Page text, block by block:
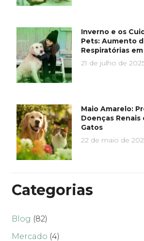
Inverno e os
Pets: Aumento
Respiratórias
21 de julho de
Maio Amarelo:
Doenças Renais
Gatos
22 de maio de
Categorias
Blog (82)
Mercado (4)